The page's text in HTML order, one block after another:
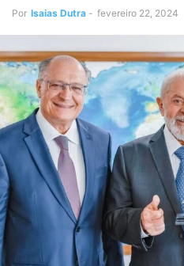
Por Isaias Dutra - fevereiro 22, 2024